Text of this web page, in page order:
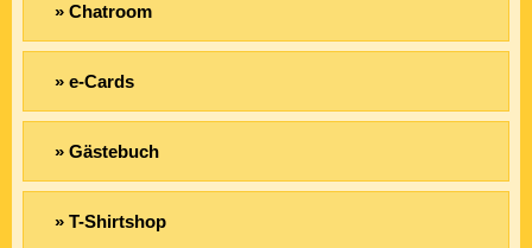
» Chatroom
» e-Cards
» Gästebuch
» T-Shirtshop